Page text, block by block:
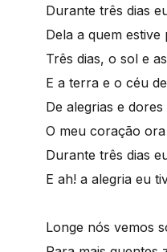
Durante três dias
Dela a quem estive
Três dias, o sol e
E a terra e o céu
De alegrias e
O meu coração
Durante três dias
E ah! a alegria eu
Longe nós vemos